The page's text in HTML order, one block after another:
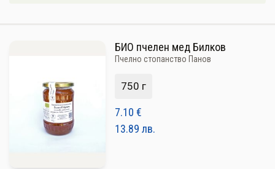
БИО пчелен мед Билков
Пчелно стопанство Панов
750 г
7.10 €
13.89 лв.